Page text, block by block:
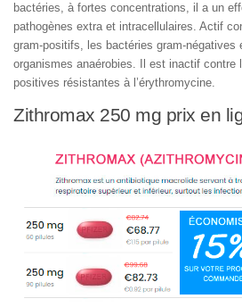
bactéries, à fortes concentrations, il a un
pathogènes extra et intracellulaires. Actif
gram-positifs, les bactéries gram-négatives
organismes anaérobies. Il est inactif contre
positives résistantes à l’érythromycine.
Zithromax 250 mg prix en